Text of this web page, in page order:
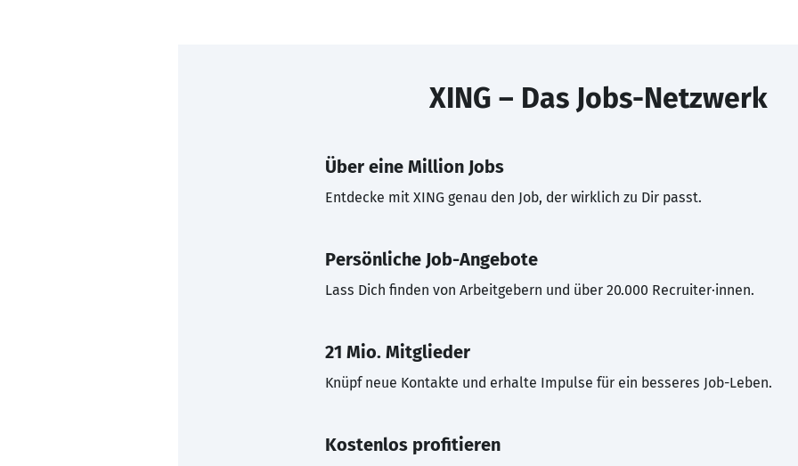
XING – Das Jobs-Netzwerk
Über eine Million Jobs
Entdecke mit XING genau den Job, der wirklich zu Dir passt.
Persönliche Job-Angebote
Lass Dich finden von Arbeitgebern und über 20.000 Recruiter·innen.
21 Mio. Mitglieder
Knüpf neue Kontakte und erhalte Impulse für ein besseres Job-Leben.
Kostenlos profitieren